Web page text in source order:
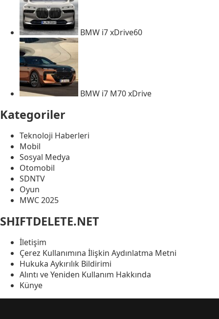
BMW i7 xDrive60
BMW i7 M70 xDrive
Kategoriler
Teknoloji Haberleri
Mobil
Sosyal Medya
Otomobil
SDNTV
Oyun
MWC 2025
SHIFTDELETE.NET
İletişim
Çerez Kullanımına İlişkin Aydınlatma Metni
Hukuka Aykırılık Bildirimi
Alıntı ve Yeniden Kullanım Hakkında
Künye